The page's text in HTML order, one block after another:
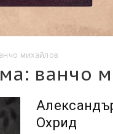
михайлов
ванчо
Охрид